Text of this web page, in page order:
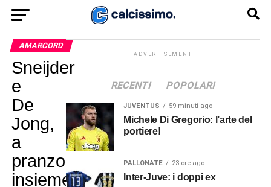
AMARCORD
Sneijder
e
De
Jong,
a
pranzo
insieme
ADVERTISEMENT
RECENTI POPOLARI
JUVENTUS 59 minuti ago
Michele Di Gregorio: l’arte del
portiere!
PALLONATE 23 ore ago
Inter-Juve: i doppi ex